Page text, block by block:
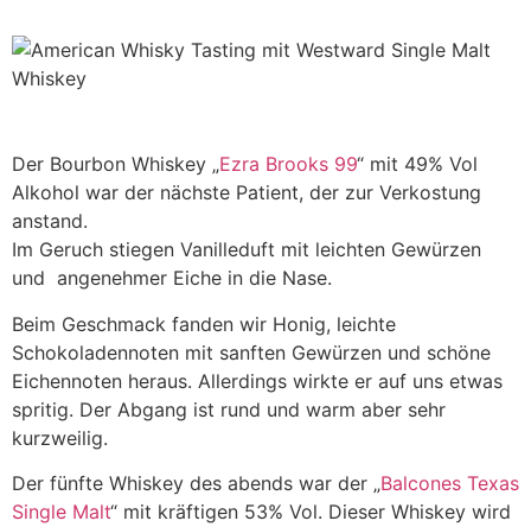
Der Bourbon Whiskey „Ezra Brooks 99“ mit 49% Vol
Alkohol war der nächste Patient, der zur Verkostung
anstand.
Im Geruch stiegen Vanilleduft mit leichten Gewürzen
und angenehmer Eiche in die Nase.
Beim Geschmack fanden wir Honig, leichte
Schokoladennoten mit sanften Gewürzen und schöne
Eichennoten heraus. Allerdings wirkte er auf uns etwas
spritig. Der Abgang ist rund und warm aber sehr
kurzweilig.
Der fünfte Whiskey des abends war der „Balcones Texas
Single Malt“ mit kräftigen 53% Vol. Dieser Whiskey wird